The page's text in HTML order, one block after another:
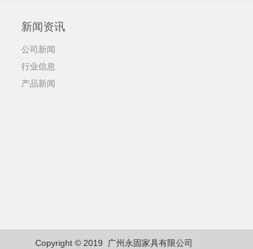
新闻资讯
公司新闻
行业信息
产品新闻
Copyright © 2019 广州永固家具有限公司